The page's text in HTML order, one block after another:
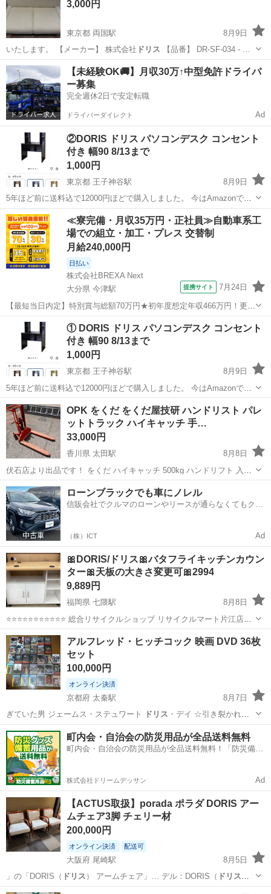
3,000円
東京都 両国駅
8月9日
いたします。 【メーカー】 株式会社 ドリス 【品番】 DR-SF-034 - …
東京 墨田区 両国駅 ソファ
【未経験OK🚚】月収30万↑中型免許ドライバ
ー募集
完全週休2日で安定転職
ドライバーダイレクト Ad
②DORIS ドリス パソコンデスク コンセント
付き 幅90 8/13まで
1,000円
東京都 王子神谷駅
8月9日
5年ほど前に送料込で12000円ほどで購入しました。 今はAmazonで
14990円＋送料1000円です。 神経質な方はご遠慮下さい。 クレームは
受け付けていません。 子どもがいるため、返信が遅れることがありま
す。 ニ...
東京 北区 王子神谷駅 オフィス用家具 ドリス
≪寮完備・月収35万円・正社員≫自動車系工
場での組立・加工・プレス 交替制
月給240,000円
日払い
株式会社BREXA Next
大分県 今津駅
提携サイト 7月24日
【最短当日内定】特別賞与総額70万円★初年度想定年収466万円！更新
インセンティブ30万円★無料の備品付き寮完備＆赴任旅費会社負担◎
業績賞与＆昇給あり！軽自動車の製造業務！ ダイハツ車の製造 大手自
動車メーカーである『ダイ...
大分 中津市 その他
① DORIS ドリス パソコンデスク コンセント
付き 幅90 8/13まで
1,000円
東京都 王子神谷駅
8月9日
5年ほど前に送料込で12000円ほどで購入しました。 今はAmazonで
14990円＋送料1000円です。 神経質な方はご遠慮下さい。 クレームは
受け付けていません。 子どもがいるため、返信が遅れることがありま
す。 ニ...
東京 北区 王子神谷駅 テーブル デスク
OPK をくだ をくだ屋技研 ハンドリスト パレ
ットトラック ハイキャッチ 手…
33,000円
香川県 太田駅
8月8日
伏石店より出品です！ をくだ ハイキャッチ 500kg ハンドリフト 入荷
しました！ 多少のサビやスレはありますが、動作は問題ありません！
当店、人気商品です！
香川 高松市 太田駅 その他
ローンブラックでも車にノレル
信販会社でクルマのローンやリースが通らなくてもクル
（株）ICT Ad
🎀DORIS/ドリス🎀バタフライキッチンカウン
ター🎀天板の大きさ変更可🎀2994
9,889円
福岡県 七隈駅
8月8日
⭐️⭐️⭐️⭐️⭐️⭐️⭐️⭐️⭐️⭐️⭐️ 総合リサイクルショップ リサイクルマート片江店で
す ⭐️⭐️⭐️⭐️⭐️⭐️⭐️⭐️⭐️⭐️⭐️ ●商品詳細 ・状況に応じて、天板の大きさを変え
られる...
福岡 福岡市 収納家具
アルフレッド・ヒッチコック 映画 DVD 36枚
セット
100,000円
オンライン決済
京都府 太秦駅
8月7日
ぎていた男 ジェームス・ステュワート
ドリス ・デイ ☆引き裂かれた
カーテン ポール…
京都 京都市 太秦駅 DVD/ブルーレイ ジェームス
町内会・自治会の防災用品が全品送料無料
町内会・自治会の防災用品が全品送料無料！「防災備蓄
株式会社ドリームデッサン Ad
【ACTUS取扱】porada ポラダ DORIS アー
ムチェア3脚 チェリー材
200,000円
オンライン決済 配送可
大阪府 尾崎駅
8月5日
」の「DORIS（ ドリス ） アームチェア」… デル：DORIS（ ドリス）
アームチェア …